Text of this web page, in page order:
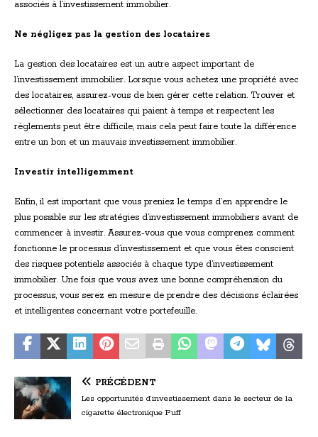
associés à l’investissement immobilier.
Ne négligez pas la gestion des locataires
La gestion des locataires est un autre aspect important de
l’investissement immobilier. Lorsque vous achetez une propriété avec
des locataires, assurez-vous de bien gérer cette relation. Trouver et
sélectionner des locataires qui paient à temps et respectent les
règlements peut être difficile, mais cela peut faire toute la différence
entre un bon et un mauvais investissement immobilier.
Investir intelligemment
Enfin, il est important que vous preniez le temps d’en apprendre le
plus possible sur les stratégies d’investissement immobiliers avant de
commencer à investir. Assurez-vous que vous comprenez comment
fonctionne le processus d’investissement et que vous êtes conscient
des risques potentiels associés à chaque type d’investissement
immobilier. Une fois que vous avez une bonne compréhension du
processus, vous serez en mesure de prendre des décisions éclairées
et intelligentes concernant votre portefeuille.
PRÉCÉDENT
Les opportunités d’investissement dans le secteur de la
cigarette électronique Puff